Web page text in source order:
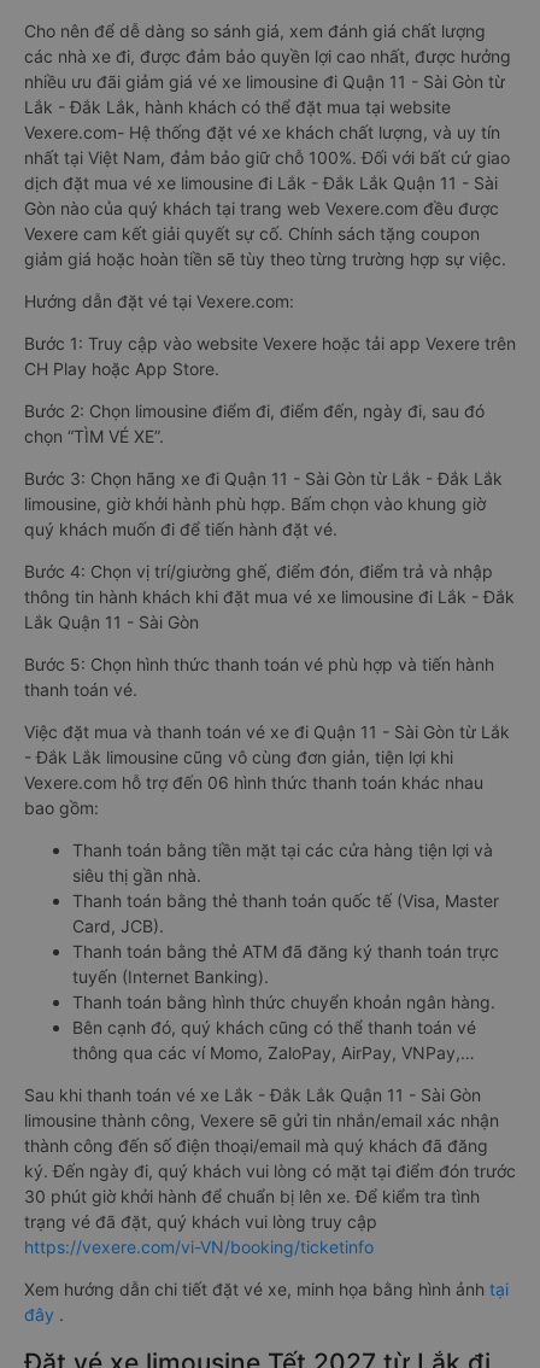
Cho nên để dễ dàng so sánh giá, xem đánh giá chất lượng
các nhà xe đi, được đảm bảo quyền lợi cao nhất, được hưởng
nhiều ưu đãi giảm giá vé xe limousine đi Quận 11 - Sài Gòn từ
Lắk - Đắk Lắk, hành khách có thể đặt mua tại website
Vexere.com- Hệ thống đặt vé xe khách chất lượng, và uy tín
nhất tại Việt Nam, đảm bảo giữ chỗ 100%. Đối với bất cứ giao
dịch đặt mua vé xe limousine đi Lắk - Đắk Lắk Quận 11 - Sài
Gòn nào của quý khách tại trang web Vexere.com đều được
Vexere cam kết giải quyết sự cố. Chính sách tặng coupon
giảm giá hoặc hoàn tiền sẽ tùy theo từng trường hợp sự việc.
Hướng dẫn đặt vé tại Vexere.com:
Bước 1: Truy cập vào website Vexere hoặc tải app Vexere trên
CH Play hoặc App Store.
Bước 2: Chọn limousine điểm đi, điểm đến, ngày đi, sau đó
chọn “TÌM VÉ XE”.
Bước 3: Chọn hãng xe đi Quận 11 - Sài Gòn từ Lắk - Đắk Lắk
limousine, giờ khởi hành phù hợp. Bấm chọn vào khung giờ
quý khách muốn đi để tiến hành đặt vé.
Bước 4: Chọn vị trí/giường ghế, điểm đón, điểm trả và nhập
thông tin hành khách khi đặt mua vé xe limousine đi Lắk - Đắk
Lắk Quận 11 - Sài Gòn
Bước 5: Chọn hình thức thanh toán vé phù hợp và tiến hành
thanh toán vé.
Việc đặt mua và thanh toán vé xe đi Quận 11 - Sài Gòn từ Lắk
- Đắk Lắk limousine cũng vô cùng đơn giản, tiện lợi khi
Vexere.com hỗ trợ đến 06 hình thức thanh toán khác nhau
bao gồm:
Thanh toán bằng tiền mặt tại các cửa hàng tiện lợi và
siêu thị gần nhà.
Thanh toán bằng thẻ thanh toán quốc tế (Visa, Master
Card, JCB).
Thanh toán bằng thẻ ATM đã đăng ký thanh toán trực
tuyến (Internet Banking).
Thanh toán bằng hình thức chuyển khoản ngân hàng.
Bên cạnh đó, quý khách cũng có thể thanh toán vé
thông qua các ví Momo, ZaloPay, AirPay, VNPay,…
Sau khi thanh toán vé xe Lắk - Đắk Lắk Quận 11 - Sài Gòn
limousine thành công, Vexere sẽ gửi tin nhắn/email xác nhận
thành công đến số điện thoại/email mà quý khách đã đăng
ký. Đến ngày đi, quý khách vui lòng có mặt tại điểm đón trước
30 phút giờ khởi hành để chuẩn bị lên xe. Để kiểm tra tình
trạng vé đã đặt, quý khách vui lòng truy cập
https://vexere.com/vi-VN/booking/ticketinfo
Xem hướng dẫn chi tiết đặt vé xe, minh họa bằng hình ảnh tại
đây .